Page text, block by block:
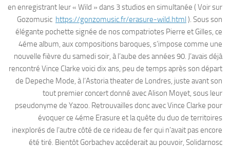
en enregistrant leur « Wild » dans 3 studios en simultanée ( Voir sur
Gozomusic https://gonzomusic.fr/erasure-wild.html ). Sous son
élégante pochette signée de nos compatriotes Pierre et Gilles, ce
4éme album, aux compositions baroques, s’impose comme une
nouvelle fièvre du samedi soir, à l’aube des années 90. J’avais déjà
rencontré Vince Clarke voici dix ans, peu de temps après son départ
de Depeche Mode, à l’Astoria theater de Londres, juste avant son
tout premier concert donné avec Alison Moyet, sous leur
pseudonyme de Yazoo. Retrouvailles donc avec Vince Clarke pour
évoquer ce 4éme Erasure et la quête du duo de territoires
inexplorés de l’autre côté de ce rideau de fer qui n’avait pas encore
été tiré. Bientôt Gorbachev accéderait au pouvoir, Solidarnosc